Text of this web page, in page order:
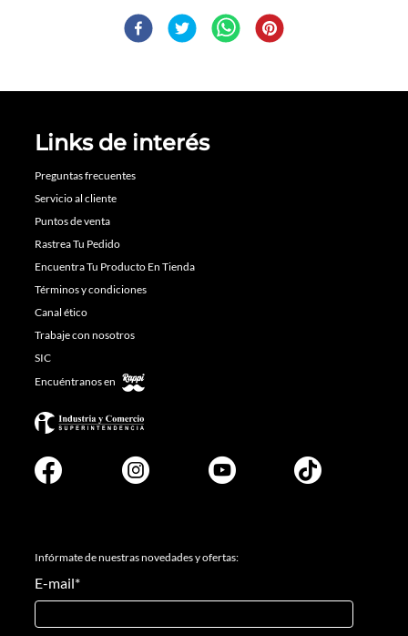
Links de interés
Preguntas frecuentes
Servicio al cliente
Puntos de venta
Rastrea Tu Pedido
Encuentra Tu Producto En Tienda
Términos y condiciones
Canal ético
Trabaje con nosotros
SIC
Encuéntranos en
Infórmate de nuestras novedades y ofertas:
E-mail*